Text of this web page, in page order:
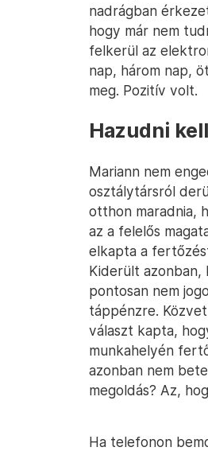
nadrágban
hogy már nem
felkerül az
nap, három nap,
meg. Pozitív volt.
Hazudni kell
Mariann nem
osztálytársról
otthon maradnia,
az a felelős
elkapta a
Kiderült azonban,
pontosan nem
táppénzre.
választ kapta,
munkahelyén
azonban nem
megoldás? Az,
Ha telefonon